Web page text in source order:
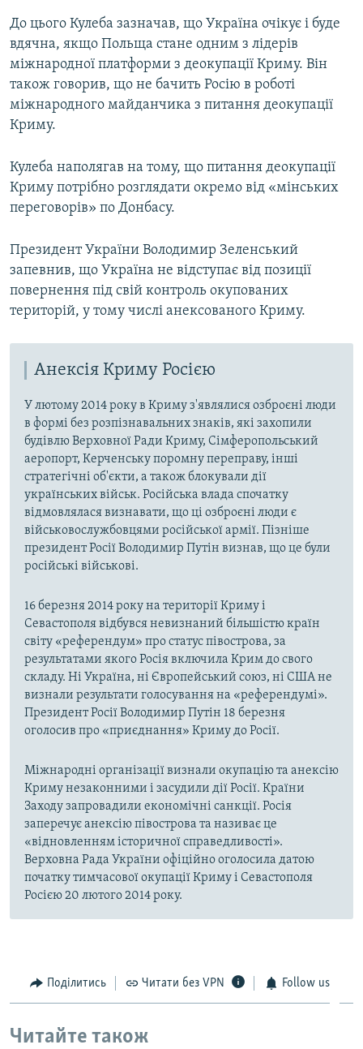
До цього Кулеба зазначав, що Україна очікує і буде
вдячна, якщо Польща стане одним з лідерів
міжнародної платформи з деокупації Криму. Він
також говорив, що не бачить Росію в роботі
міжнародного майданчика з питання деокупації
Криму.
Кулеба наполягав на тому, що питання деокупації
Криму потрібно розглядати окремо від «мінських
переговорів» по Донбасу.
Президент України Володимир Зеленський
запевнив, що Україна не відступає від позиції
повернення під свій контроль окупованих
територій, у тому числі анексованого Криму.
Анексія Криму Росією
У лютому 2014 року в Криму з'являлися озброєні люди
в формі без розпізнавальних знаків, які захопили
будівлю Верховної Ради Криму, Сімферопольський
аеропорт, Керченську поромну переправу, інші
стратегічні об'єкти, а також блокували дії
українських військ. Російська влада спочатку
відмовлялася визнавати, що ці озброєні люди є
військовослужбовцями російської армії. Пізніше
президент Росії Володимир Путін визнав, що це були
російські військові.
16 березня 2014 року на території Криму і
Севастополя відбувся невизнаний більшістю країн
світу «референдум» про статус півострова, за
результатами якого Росія включила Крим до свого
складу. Ні Україна, ні Європейський союз, ні США не
визнали результати голосування на «референдумі».
Президент Росії Володимир Путін 18 березня
оголосив про «приєднання» Криму до Росії.
Міжнародні організації визнали окупацію та анексію
Криму незаконними і засудили дії Росії. Країни
Заходу запровадили економічні санкції. Росія
заперечує анексію півострова та називає це
«відновленням історичної справедливості».
Верховна Рада України офіційно оголосила датою
початку тимчасової окупації Криму і Севастополя
Росією 20 лютого 2014 року.
Поділитись Читати без VPN Follow us
Читайте також